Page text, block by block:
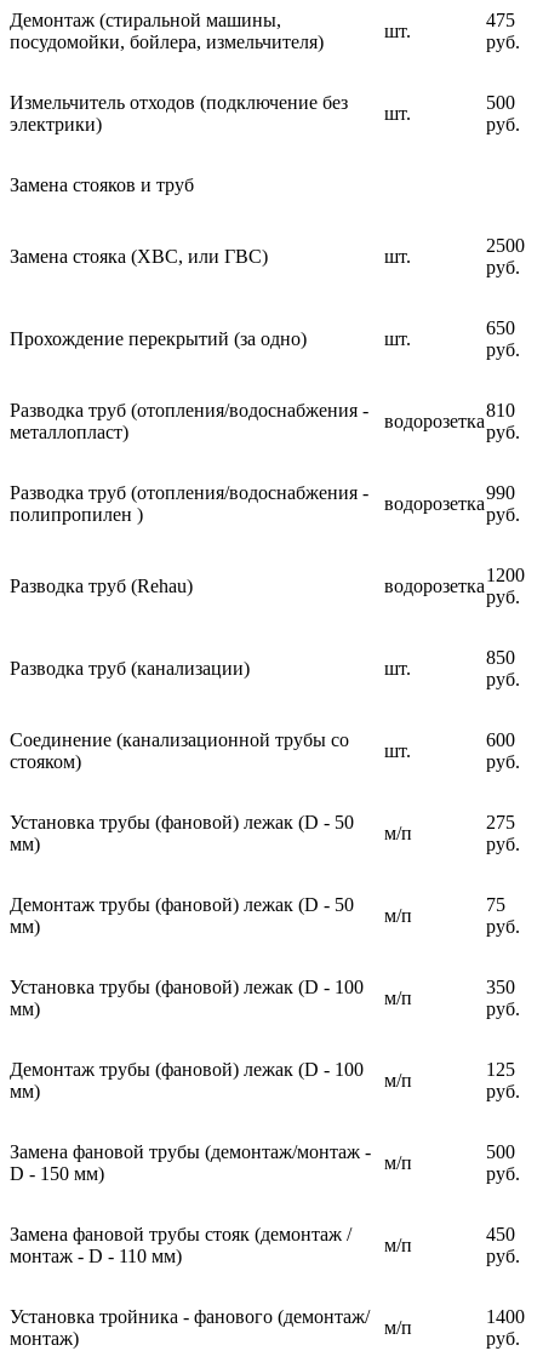
Демонтаж (стиральной машины,
посудомойки, бойлера, измельчителя)
шт.
475
руб.
Измельчитель отходов (подключение без
электрики)
шт.
500
руб.
Замена стояков и труб
Замена стояка (ХВС, или ГВС) шт.
2500
руб.
Прохождение перекрытий (за одно) шт.
650
руб.
Разводка труб (отопления/водоснабжения -
металлопласт)
водорозетка
810
руб.
Разводка труб (отопления/водоснабжения -
полипропилен )
водорозетка
990
руб.
Разводка труб (Rehau) водорозетка
1200
руб.
Разводка труб (канализации) шт.
850
руб.
Соединение (канализационной трубы со
стояком)
шт.
600
руб.
Установка трубы (фановой) лежак (D - 50
мм)
м/п
275
руб.
Демонтаж трубы (фановой) лежак (D - 50
мм)
м/п
75
руб.
Установка трубы (фановой) лежак (D - 100
мм)
м/п
350
руб.
Демонтаж трубы (фановой) лежак (D - 100
мм)
м/п
125
руб.
Замена фановой трубы (демонтаж/монтаж -
D - 150 мм)
м/п
500
руб.
Замена фановой трубы стояк (демонтаж /
монтаж - D - 110 мм)
м/п
450
руб.
Установка тройника - фанового (демонтаж/
монтаж)
м/п
1400
руб.